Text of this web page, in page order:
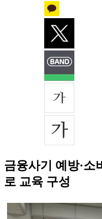
금융사기 예방·소
로 교육 구성